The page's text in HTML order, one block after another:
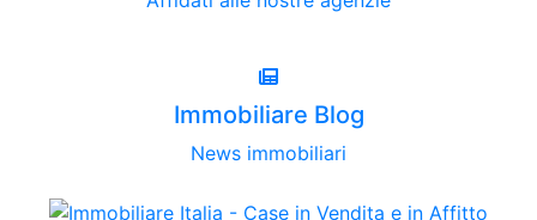
Immobiliare Blog
News immobiliari